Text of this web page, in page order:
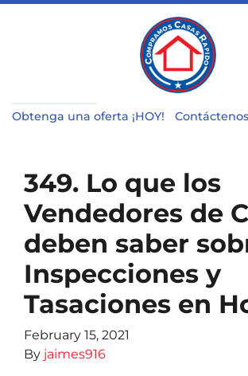
Obtenga una oferta ¡HOY! Contáctenos
349. Lo que los
Vendedores de
deben saber
Inspecciones y
Tasaciones en
February 15, 2021
By jaimes916